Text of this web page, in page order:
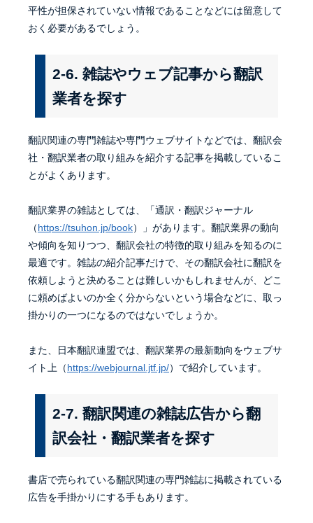
平性が担保されていない情報であることなどには留意して
おく必要があるでしょう。
2-6. 雑誌やウェブ記事から翻訳
業者を探す
翻訳関連の専門雑誌や専門ウェブサイトなどでは、翻訳会
社・翻訳業者の取り組みを紹介する記事を掲載しているこ
とがよくあります。
翻訳業界の雑誌としては、「通訳・翻訳ジャーナル
（https://tsuhon.jp/book）」があります。翻訳業界の動向
や傾向を知りつつ、翻訳会社の特徴的取り組みを知るのに
最適です。雑誌の紹介記事だけで、その翻訳会社に翻訳を
依頼しようと決めることは難しいかもしれませんが、どこ
に頼めばよいのか全く分からないという場合などに、取っ
掛かりの一つになるのではないでしょうか。
また、日本翻訳連盟では、翻訳業界の最新動向をウェブサ
イト上（https://webjournal.jtf.jp/）で紹介しています。
2-7. 翻訳関連の雑誌広告から翻
訳会社・翻訳業者を探す
書店で売られている翻訳関連の専門雑誌に掲載されている
広告を手掛かりにする手もあります。